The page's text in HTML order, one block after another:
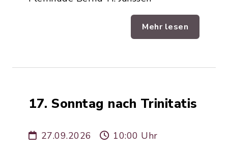
Mehr lesen
17. Sonntag nach Trinitatis
27.09.2026 10:00 Uhr